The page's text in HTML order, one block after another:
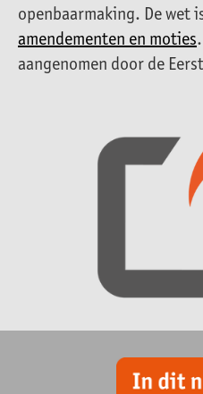
openbaarmaking. De wet
amendementen en moties
aangenomen door de